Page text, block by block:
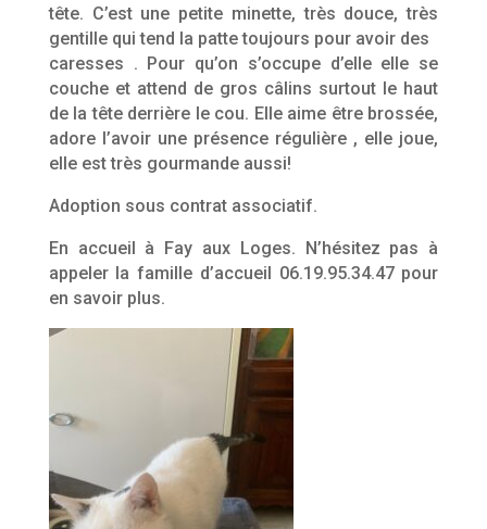
tête. C’est une petite minette, très douce, très
gentille qui tend la patte toujours pour avoir des
caresses . Pour qu’on s’occupe d’elle elle se
couche et attend de gros câlins surtout le haut
de la tête derrière le cou. Elle aime être brossée,
adore l’avoir une présence régulière , elle joue,
elle est très gourmande aussi!
Adoption sous contrat associatif.
En accueil à Fay aux Loges. N’hésitez pas à
appeler la famille d’accueil 06.19.95.34.47 pour
en savoir plus.